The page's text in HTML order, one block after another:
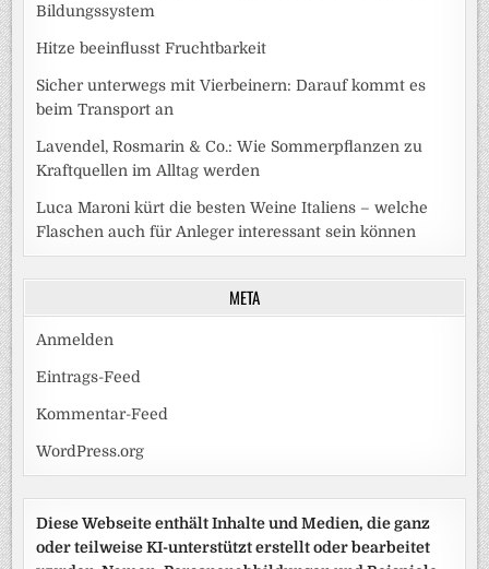
Bildungssystem
Hitze beeinflusst Fruchtbarkeit
Sicher unterwegs mit Vierbeinern: Darauf kommt es
beim Transport an
Lavendel, Rosmarin & Co.: Wie Sommerpflanzen zu
Kraftquellen im Alltag werden
Luca Maroni kürt die besten Weine Italiens – welche
Flaschen auch für Anleger interessant sein können
META
Anmelden
Eintrags-Feed
Kommentar-Feed
WordPress.org
Diese Webseite enthält Inhalte und Medien, die ganz
oder teilweise KI-unterstützt erstellt oder bearbeitet